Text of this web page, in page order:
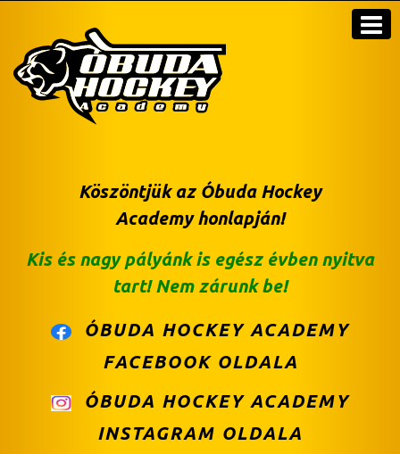
Köszöntjük az Óbuda Hockey
Academyhonlapján!
Kis és nagy pályánk is egész évben nyitva
tart! Nem zárunk be!
ÓBUDA HOCKEY ACADEMY
FACEBOOK OLDALA
ÓBUDA HOCKEY ACADEMY
INSTAGRAM OLDALA